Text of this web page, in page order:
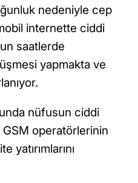
nedeniyle cep
internette ciddi
saatlerde
yapmakta ve
nüfusun ciddi
GSM operatörlerinin
yatırımlarını